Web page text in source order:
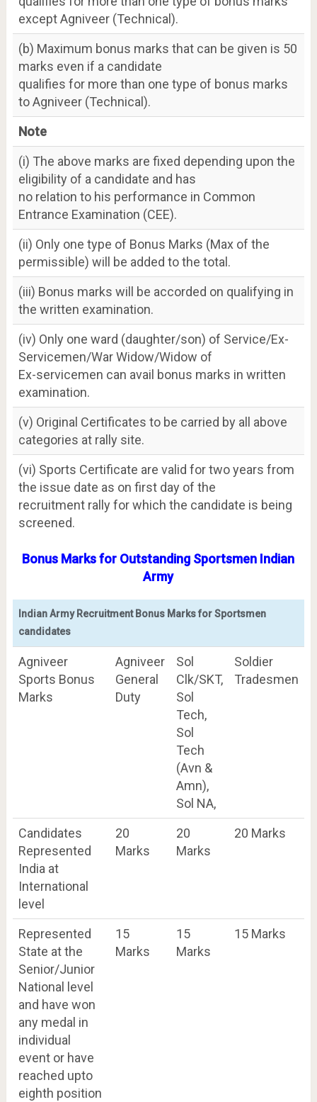
except Agniveer (Technical).
(b) Maximum bonus marks that can be given is 50
marks even if a candidate
qualifies for more than one type of bonus marks
to Agniveer (Technical).
Note
(i) The above marks are fixed depending upon the
eligibility of a candidate and has
no relation to his performance in Common
Entrance Examination (CEE).
(ii) Only one type of Bonus Marks (Max of the
permissible) will be added to the total.
(iii) Bonus marks will be accorded on qualifying in
the written examination.
(iv) Only one ward (daughter/son) of Service/Ex-
Servicemen/War Widow/Widow of
Ex-servicemen can avail bonus marks in written
examination.
(v) Original Certificates to be carried by all above
categories at rally site.
(vi) Sports Certificate are valid for two years from
the issue date as on first day of the
recruitment rally for which the candidate is being
screened.
Bonus Marks for Outstanding Sportsmen Indian
Army
Indian Army Recruitment Bonus Marks for Sportsmen
candidates
Agniveer
Sports Bonus
Marks
Agniveer
General
Duty
Sol
Clk/SKT,
Sol
Tech,
Sol
Tech
(Avn &
Amn),
Sol NA,
Soldier
Tradesmen
Candidates
Represented
India at
International
level
20
Marks
20
Marks
20 Marks
Represented
State at the
Senior/Junior
National level
and have won
any medal in
individual
event or have
reached upto
eighth position
15
Marks
15
Marks
15 Marks